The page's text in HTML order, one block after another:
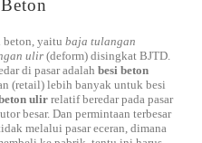
beton, yaitu baja tulangan
ulir(deform) disingkat BJTD.
di pasar adalah besi beton
(retail) lebih banyak untuk besi
ulirrelatif beredar pada pasar
besar. Dan permintaan terbesar
melalui pasar eceran, dimana